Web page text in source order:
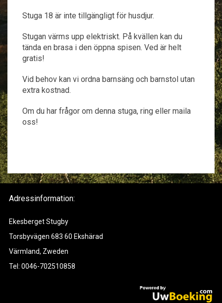
Stuga 18 är inte tillgängligt för husdjur.
Stugan värms upp elektriskt. På kvällen kan du
tända en brasa i den öppna spisen. Ved är helt
gratis!
Vid behov kan vi ordna barnsäng och barnstol utan
extra kostnad.
Om du har frågor om denna stuga, ring eller maila
oss!
Adressinformation:
Ekesberget Stugby
Torsbyvägen 683 60 Ekshärad
Värmland, Zweden
Tel: 0046-702510858